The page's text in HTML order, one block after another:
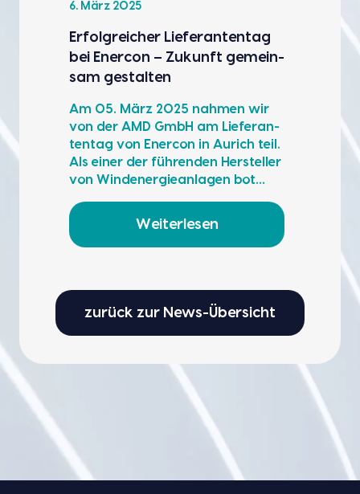
6. März 2025
Erfolg­rei­cher Lie­fe­ran­ten­tag
bei Ener­con – Zukunft gemein­
sam gestal­ten
Am 05. März 2025 nah­men wir
von der AMD GmbH am Lie­fe­ran­
ten­tag von Ener­con in Aurich teil.
Als einer der füh­ren­den Her­stel­ler
von Wind­ener­gie­an­la­gen bot…
Weiterlesen
zurück zur News-Übersicht